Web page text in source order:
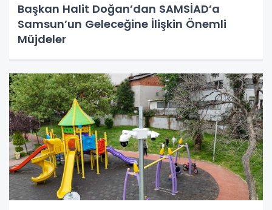
Başkan Halit Doğan’dan SAMSİAD’a
Samsun’un Geleceğine İlişkin Önemli
Müjdeler